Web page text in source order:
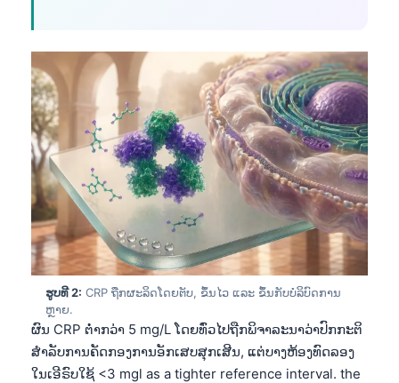
ຮູບທີ 2: CRP ຖືກຜະລິດໂດຍຕັບ, ຂຶ້ນໄວ ແລະ ຂຶ້ນກັບບໍລິບົດການ
ຫຼາຍ.
ຜົນ CRP ຕ່ຳກວ່າ 5 mg/L ໂດຍທົ່ວໄປຖືກພິຈາລະນາວ່າປົກກະຕິ
ສຳລັບການຄັດກອງການອັກເສບສຸກເສີນ, ແຕ່ບາງຫ້ອງທົດລອງ
ໃນເອີຣົບໃຊ້ <3 mgl as a tighter reference interval. the